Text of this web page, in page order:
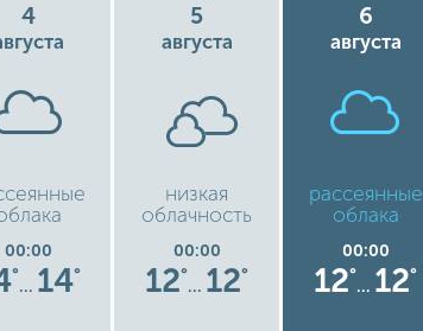
4
00:00
°
… 14°
5
августа
низкая
облачность
00:00
12°
… 12°
6
августа
рассеянные
облака
00:00
12°
… 12°